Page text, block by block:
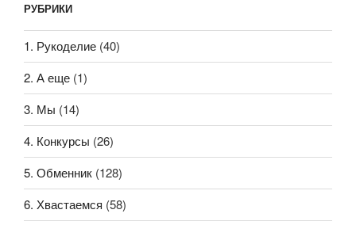
РУБРИКИ
1. Рукоделие (40)
2. А еще (1)
3. Мы (14)
4. Конкурсы (26)
5. Обменник (128)
6. Хвастаемся (58)